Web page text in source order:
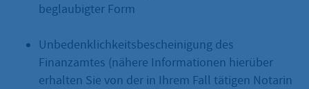
beglaubigter Form
Unbedenklichkeitsbescheinigung des
Finanzamtes (nähere Informationen hierüber
erhalten Sie von der in Ihrem Fall tätigen Notarin